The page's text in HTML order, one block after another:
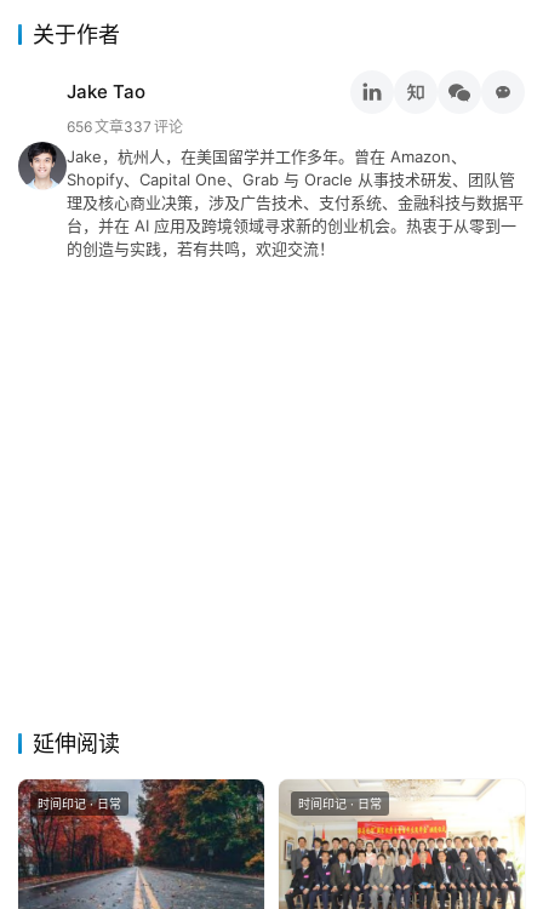
碎
推
登录 注册
关于作者
Jake Tao
656文章337 评论
Jake，杭州人，在美国留学并工作多年。曾在 Amazon、
Shopify、Capital One、Grab 与 Oracle 从事技术研发、团队管
理及核心商业决策，涉及广告技术、支付系统、金融科技与数据平
台，并在 AI 应用及跨境领域寻求新的创业机会。热衷于从零到一
的创造与实践，若有共鸣，欢迎交流！
延伸阅读
时间印记 · 日常 时间印记 · 日常